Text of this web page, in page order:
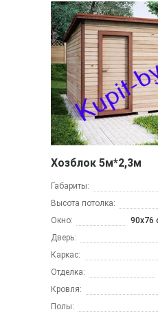
Хозблок 5м*2,3м
Габариты:
Высота потолка:
Окно:
90х76
Дверь:
Каркас:
Отделка:
Кровля:
Полы: